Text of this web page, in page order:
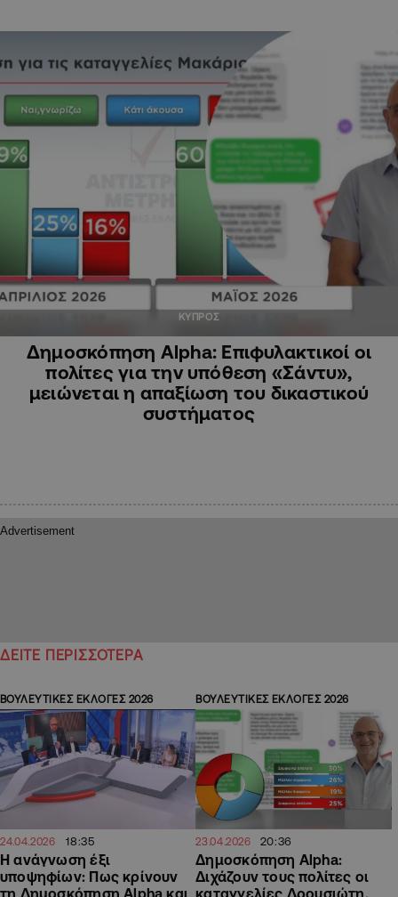
ΚΥΠΡΟΣ
Δημοσκόπηση Alpha: Επιφυλακτικοί οι
πολίτες για την υπόθεση «Σάντυ»,
μειώνεται η απαξίωση του δικαστικού
συστήματος
ΔΕΙΤΕ ΠΕΡΙΣΣΟΤΕΡΑ
ΒΟΥΛΕΥΤΙΚΕΣ ΕΚΛΟΓΕΣ 2026
24.04.2026 18:35
Η ανάγνωση έξι
υποψηφίων: Πως κρίνουν
τη Δημοσκόπηση Alpha και
ΒΟΥΛΕΥΤΙΚΕΣ ΕΚΛΟΓΕΣ 2026
23.04.2026 20:36
Δημοσκόπηση Alpha:
Διχάζουν τους πολίτες οι
καταγγελίες Δρουσιώτη,